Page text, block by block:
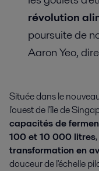
révolution
poursuite de
Aaron Yeo,
Située dans le
l'ouest de l'île de
capacités de
100 et 10 000 litres
transformation en
douceur de l'échelle